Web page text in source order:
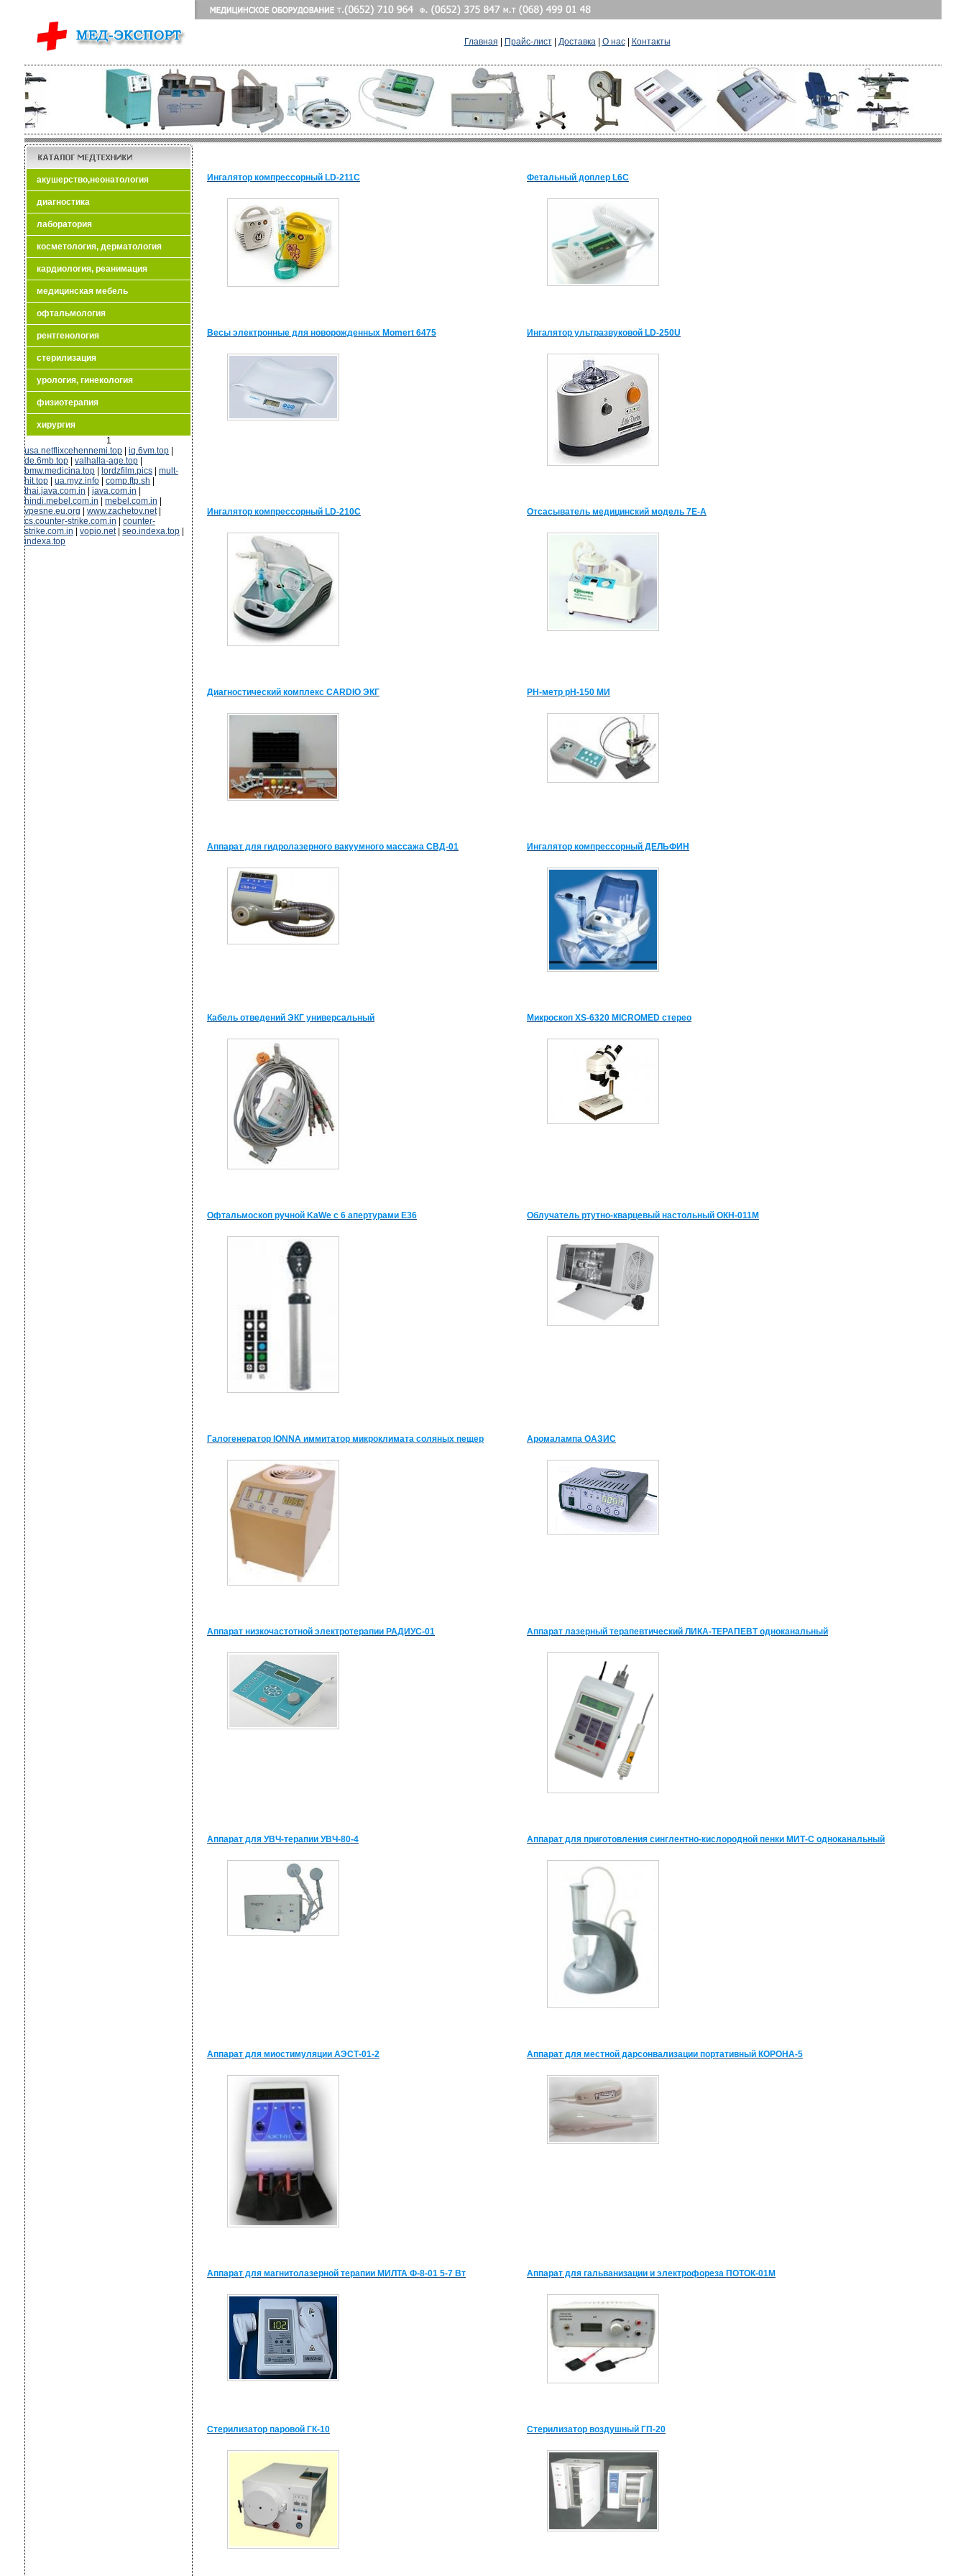
Главная Прайс-лист| Доставка| О нас| Контакты
акушерство,неонатология
диагностика
лаборатория
косметология, дерматология
кардиология, реанимация
медицинская мебель
офтальмология
рентгенология
стерилизация
урология, гинекология
физиотерапия
хирургия
1
usa.netflixcehennemi.top
iq.6vm.top
de.6mb.top
valhalla-age.top
bmw.medicina.top
lordzfilm.pics
mult-
hit.top
ua.myz.info comp.ftp.sh
thai.java.com.in
java.com.in
hindi.mebel.com.in
mebel.com.in
vpesne.eu.org
www.zachetov.net|
cs.counter-strike.com.in
counter-
strike.com.in
vopio.net| seo.indexa.top
indexa.top
Ингалятор компрессорный LD-211C Фетальный доплер L6C
Весы электронные для новорожденных Momert 6475 Ингалятор ультразвуковой LD-250U
Ингалятор компрессорный LD-210C Отсасыватель медицинский модель 7Е-А
Диагностический комплекс CARDIO ЭКГ РН-метр рН-150 МИ
Аппарат для гидролазерного вакуумного массажа СВД-01 Ингалятор компрессорный ДЕЛЬФИН
Кабель отведений ЭКГ универсальный Микроскоп XS-6320 MICROMED стерео
Офтальмоскоп ручной KaWe с 6 апертурами Е36 Облучатель ртутно-кварцевый настольный ОКН-011М
Галогенератор IONNA иммитатор микроклимата соляных пещер Аромалампа ОАЗИС
Аппарат низкочастотной электротерапии РАДИУС-01 Аппарат лазерный терапевтический ЛИКА-ТЕРАПЕВТ одноканальный
Аппарат для УВЧ-терапии УВЧ-80-4 Аппарат для приготовления синглентно-кислородной пенки МИТ-С одноканальный
Аппарат для миостимуляции АЭСТ-01-2 Аппарат для местной дарсонвализации портативный КОРОНА-5
Аппарат для магнитолазерной терапии МИЛТА Ф-8-01 5-7 Вт Аппарат для гальванизации и электрофореза ПОТОК-01М
Стерилизатор паровой ГК-10 Стерилизатор воздушный ГП-20